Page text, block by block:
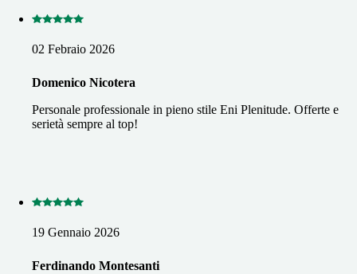
02 Febraio 2026
Domenico Nicotera
Personale professionale in pieno stile Eni Plenitude. Offerte e
serietà sempre al top!
19 Gennaio 2026
Ferdinando Montesanti